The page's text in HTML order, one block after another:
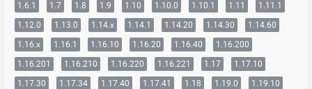
1.6.1
1.7 1.8 1.9 1.10 1.10.0 1.10.1 1.11
1.11.1
1.12.0
1.13.0 1.14.x 1.14.1 1.14.20 1.14.30
1.14.60
1.16.x
1.16.1 1.16.10 1.16.20 1.16.40
1.16.200
1.16.201
1.16.210 1.16.220 1.16.221 1.17
1.17.10
1.17.30
1.17.34 1.17.40 1.17.41 1.18 1.19.0
1.19.10